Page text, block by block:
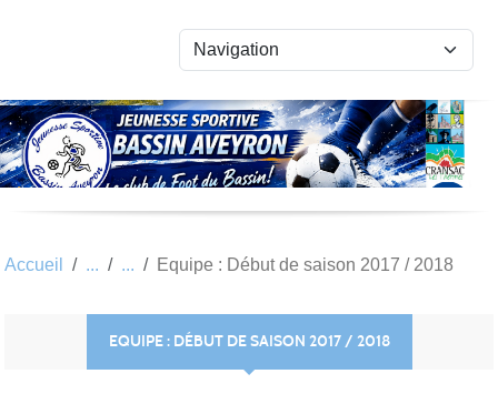
Accueil Equipe : Début de saison 2017 / 2018
EQUIPE : DÉBUT DE SAISON 2017 / 2018